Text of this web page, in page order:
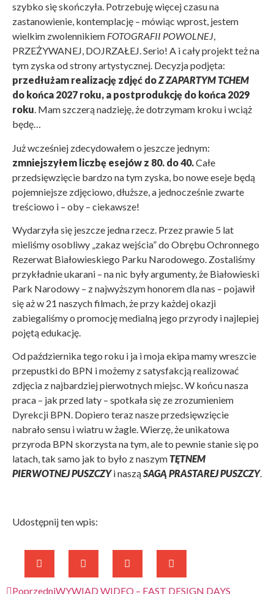
szybko się skończyła. Potrzebuję więcej czasu na
zastanowienie, kontemplację – mówiąc wprost, jestem
wielkim zwolennikiem FOTOGRAFII POWOLNEJ,
PRZEŻYWANEJ, DOJRZAŁEJ. Serio! A i cały projekt też na
tym zyska od strony artystycznej. Decyzja podjęta:
przedłużam realizację zdjęć doZ ZAPARTYM TCHEM
do końca 2027 roku, a postprodukcję do końca 2029
roku. Mam szczerą nadzieję, że dotrzymam kroku i wciąż
będę…
Już wcześniej zdecydowałem o jeszcze jednym:
zmniejszyłem liczbę esejów z 80. do 40.Całe
przedsięwzięcie bardzo na tym zyska, bo nowe eseje będą
pojemniejsze zdjęciowo, dłuższe, a jednocześnie zwarte
treściowo i – oby – ciekawsze!
Wydarzyła się jeszcze jedna rzecz. Przez prawie 5 lat
mieliśmy osobliwy „zakaz wejścia” do Obrębu Ochronnego
Rezerwat Białowieskiego Parku Narodowego. Zostaliśmy
przykładnie ukarani – na nic były argumenty, że Białowieski
Park Narodowy – z najwyższym honorem dla nas – pojawił
się aż w 21 naszych filmach, że przy każdej okazji
zabiegaliśmy o promocję medialną jego przyrody i najlepiej
pojętą edukację.
Od października tego roku i ja i moja ekipa mamy wreszcie
przepustki do BPN i możemy z satysfakcją realizować
zdjęcia z najbardziej pierwotnych miejsc. W końcu nasza
praca – jak przed laty – spotkała się ze zrozumieniem
Dyrekcji BPN. Dopiero teraz nasze przedsięwzięcie
nabrało sensu i wiatru w żagle. Wierzę, że unikatowa
przyroda BPN skorzysta na tym, ale to pewnie stanie się po
latach, tak samo jak to było z naszym TĘTNEM
PIERWOTNEJ PUSZCZY i nasząSAGĄ PRASTAREJ PUSZCZY.
Udostępnij ten wpis:
PoprzedniWYWIAD WIDEO – EAST DESIGN DAYS